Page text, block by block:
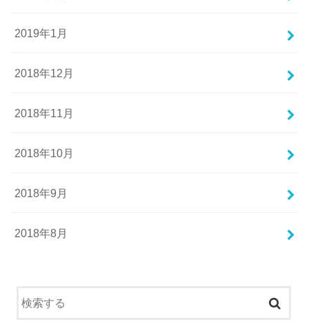
2019年1月
2018年12月
2018年11月
2018年10月
2018年9月
2018年8月